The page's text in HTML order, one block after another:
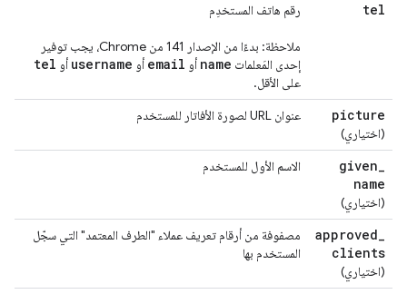
tel رقم هاتف المستخدِم
ملاحظة: بدءًا من الإصدار 141 من Chrome، يجب توفير
إحدى المَعلمات name أو email أو username أو tel
على الأقل.
picture
(اختياري)
عنوان URL لصورة الأفاتار للمستخدم
given_
name
(اختياري)
الاسم الأول للمستخدم
approved_
clients
(اختياري)
مصفوفة من أرقام تعريف عملاء "الطرف المعتمد" التي سجّل
المستخدم بها